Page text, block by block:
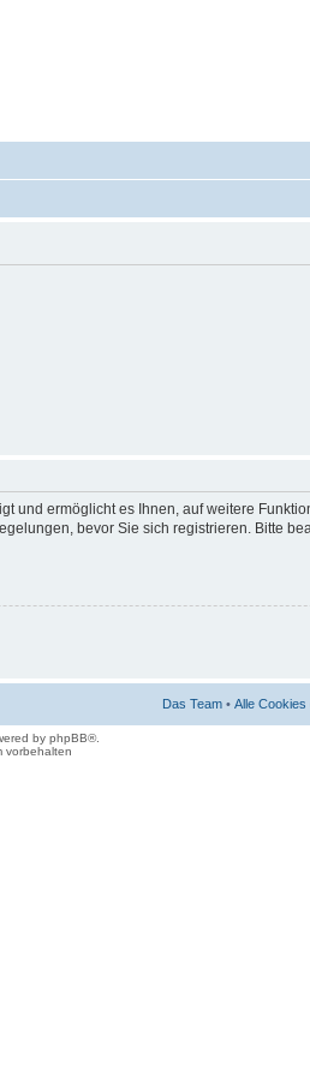
ermöglicht es Ihnen, auf weitere
bevor Sie sich registrieren. Bitte
Das Team • Alle
by phpBB®.
vorbehalten